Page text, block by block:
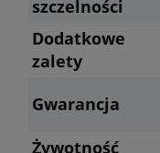
szczelności
Dodatkowe
zalety
Gwarancja
Żywotność